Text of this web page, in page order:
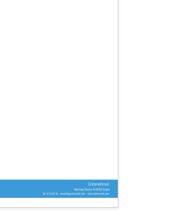
06 12 34 56 78 - email@gesellschaft.com - www.deineseite.com
Meininger Strasse 43 66550 Illingen
Unternehmen